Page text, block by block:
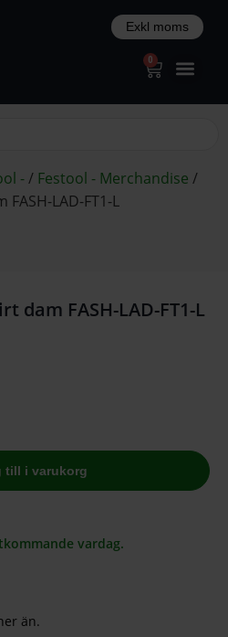
0
-/ Festool - Merchandise /
LAD-FT1-L
dam FASH-LAD-FT1-L
till i varukorg
vardag.
än.